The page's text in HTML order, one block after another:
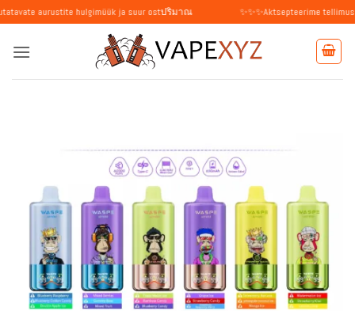
Skip
to
content
hulgimüük ja suur ostปริมาณ ✨✨✨Aktsepteerime tellimusi